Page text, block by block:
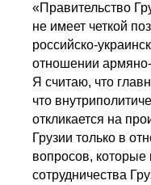
«Правительство
не имеет четкой
российско-
отношении
Я считаю, что
что
откликается на
Грузии только в
вопросов, которые
сотрудничества